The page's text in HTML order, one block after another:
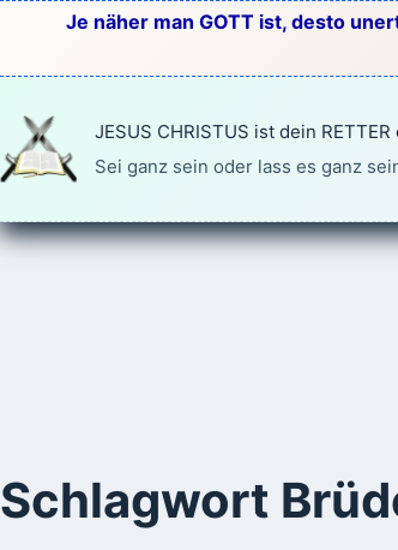
springen
Je näher man GOTT ist, desto
JESUS CHRISTUS ist dein
Sei ganz sein oder lass es ganz
Schlagwort